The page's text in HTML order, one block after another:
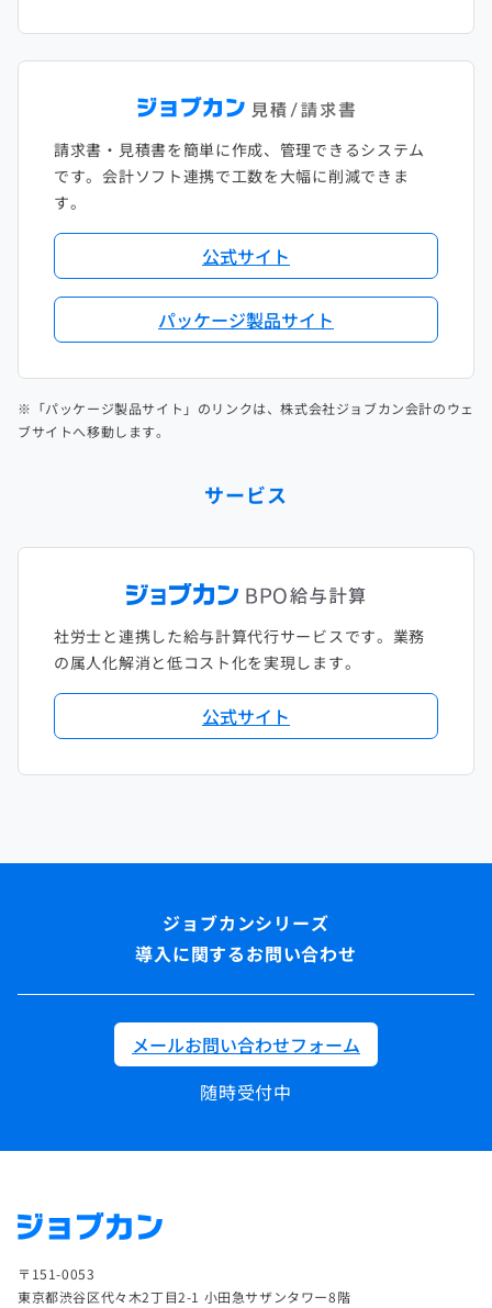
請求書・見積書を簡単に作成、管理できるシステム
です。会計ソフト連携で工数を大幅に削減できま
す。
公式サイト
パッケージ製品サイト
※「パッケージ製品サイト」のリンクは、株式会社ジョブカン会計のウェ
ブサイトへ移動します。
サービス
社労士と連携した給与計算代行サービスです。業務
の属人化解消と低コスト化を実現します。
公式サイト
導入に関するお問い合わせ
メールお問い合わせフォーム
随時受付中
〒151-0053
東京都渋谷区代々木2丁目2-1 小田急サザンタワー8階